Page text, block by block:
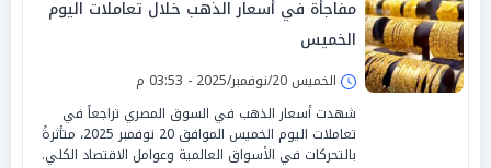
مفاجأة في أسعار الذهب خلال تعاملات اليوم
الخميس
الخميس 20/نوفمبر/2025 - 03:53 م
شهدت أسعار الذهب في السوق المصري تراجعاً في
تعاملات اليوم الخميس الموافق 20 نوفمبر 2025، متأثرةً
بالتحركات في الأسواق العالمية وعوامل الاقتصاد الكلي.